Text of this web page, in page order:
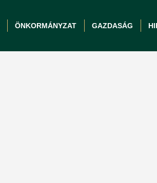
ÖNKORMÁNYZAT GAZDASÁG